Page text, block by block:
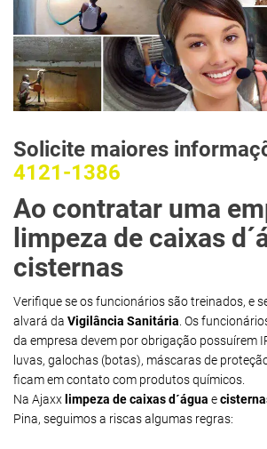
Solicite maiores
4121-1386
Ao contratar uma
limpeza de caixas
cisternas
Verifique se os funcionários são treinados, e
alvará da Vigilância Sanitária . Os
da empresa devem por obrigação possuírem
luvas, galochas (botas), máscaras de
ficam em contato com produtos químicos.
Na Ajaxx limpeza de caixas d´água e
Pina, seguimos a riscas algumas regras: